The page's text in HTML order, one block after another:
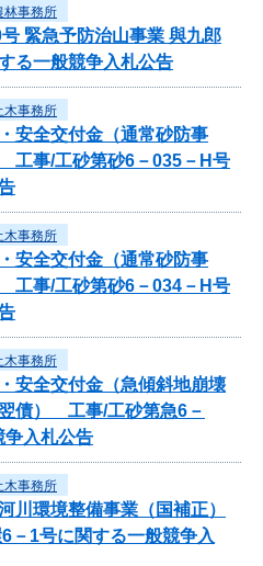
林事務所
緊急予防治山事業 與九郎
る一般競争入札公告
木事務所
安全交付金（通常砂防事
工事/工砂第砂6－035－H号
木事務所
安全交付金（通常砂防事
工事/工砂第砂6－034－H号
木事務所
安全交付金（急傾斜地崩壊
債） 工事/工砂第急6－
争入札公告
木事務所
川環境整備事業（国補正）
－1号に関する一般競争入